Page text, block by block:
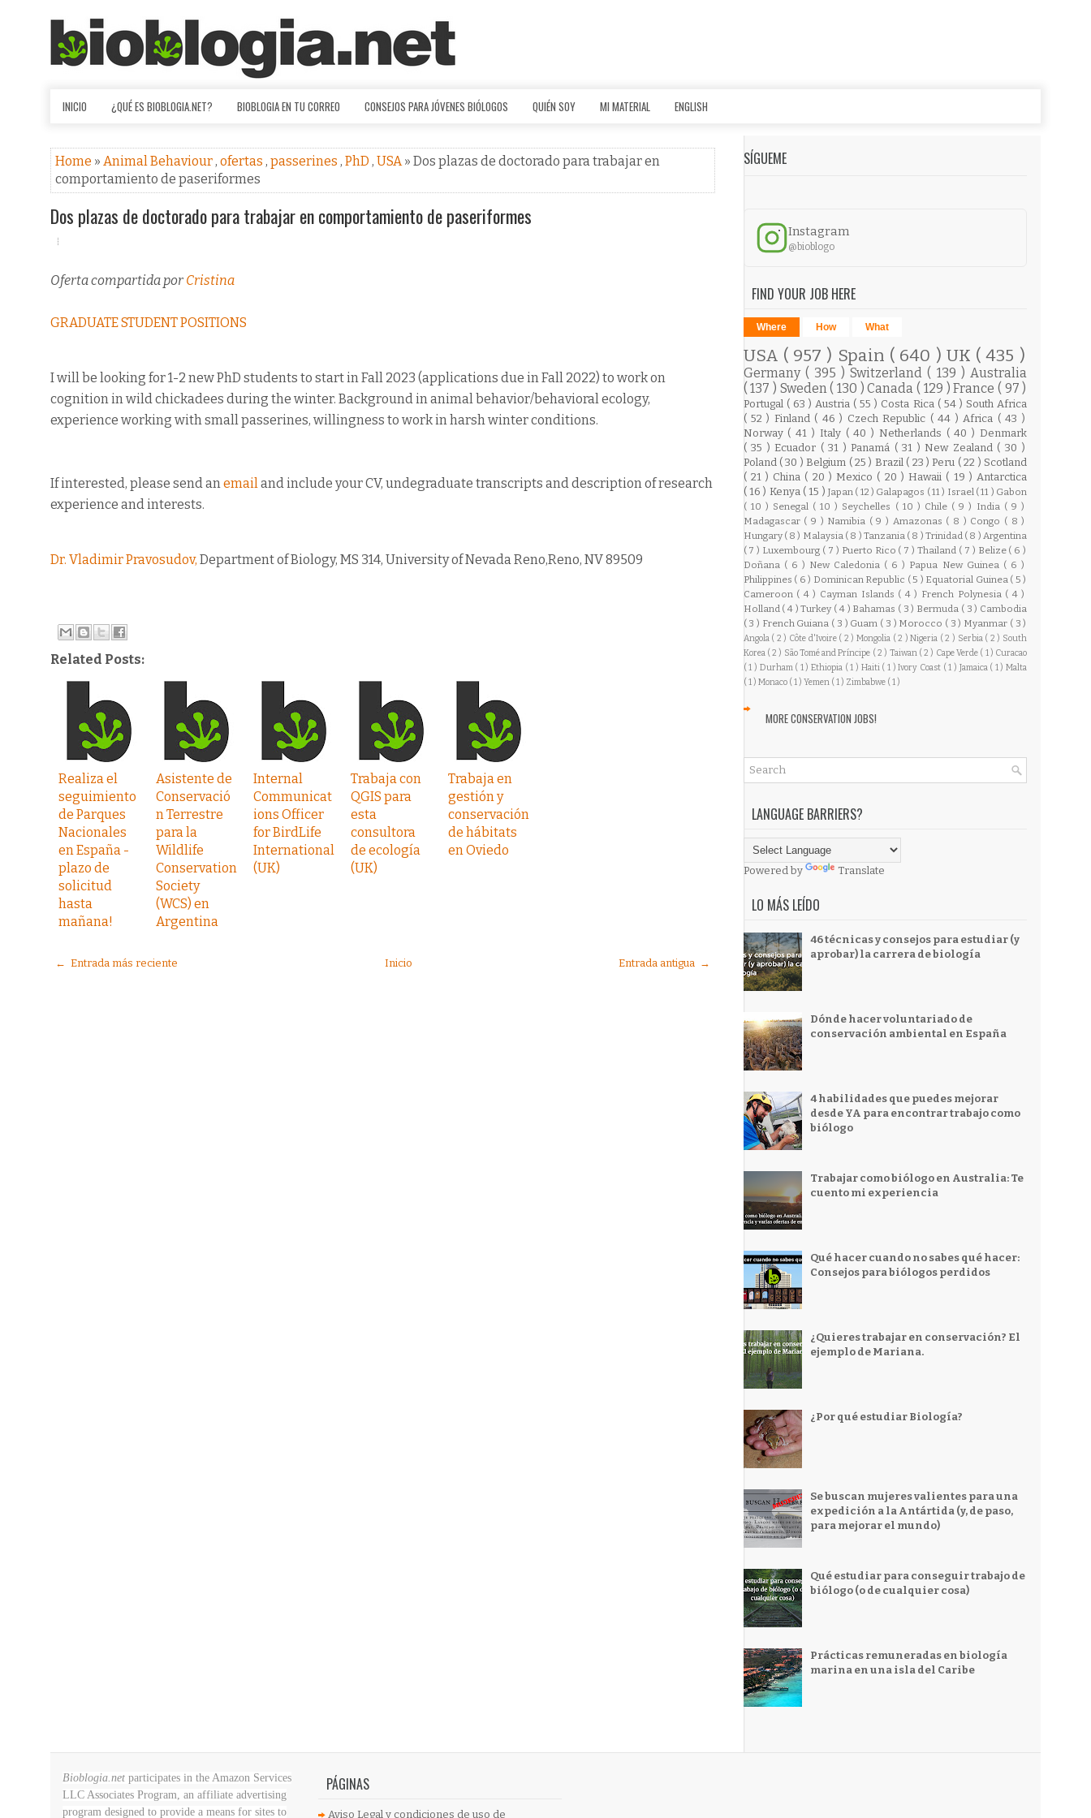
INICIO ¿QUÉ ES BIOBLOGIA.NET? BIOBLOGIA EN TU CORREO CONSEJOS PARA JÓVENES BIÓLOGOS QUIÉN SOY MI MATERIAL ENGLISH
Home » Animal Behaviour, ofertas , passerines , PhD , USA» Dos plazas de doctorado para trabajar en
comportamiento de paseriformes
Dos plazas de doctorado para trabajar en comportamiento de paseriformes
Oferta compartida por Cristina
GRADUATE STUDENT POSITIONS
I will be looking for 1-2 new PhD students to start in Fall 2023 (applications due in Fall 2022) to work on
cognition in wild chickadees during the winter. Background in animal behavior/behavioral ecology,
experience working with small passerines, willingness to work in harsh winter conditions.
If interested, please send anemailand include your CV, undegraduate transcripts and description of research
experience and interests.
Dr. Vladimir Pravosudov, Department of Biology, MS 314, University of Nevada Reno,Reno, NV 89509
Related Posts:
Realiza el
seguimiento
de Parques
Nacionales
en España -
plazo de
solicitud
hasta
mañana!
Asistente de
Conservació
n Terrestre
para la
Wildlife
Conservation
Society
(WCS) en
Argentina
Internal
Communicat
ions Officer
for BirdLife
International
(UK)
Trabaja con
QGIS para
esta
consultora
de ecología
(UK)
Trabaja en
gestión y
conservación
de hábitats
en Oviedo
← Entrada más reciente Entrada antigua →
Inicio
SÍGUEME
Instagram
@bioblogo
FIND YOUR JOB HERE
Where How What
USA ( 957 ) Spain ( 640 ) UK ( 435 )
Germany ( 395 )Switzerland( 139 )Australia
( 137 ) Sweden( 130 )Canada( 129 )France ( 97 )
Portugal ( 63 ) Austria ( 55 ) Costa Rica ( 54 ) South Africa
( 52 ) Finland ( 46 ) Czech Republic ( 44 )Africa ( 43 )
Norway ( 41 ) Italy ( 40 ) Netherlands ( 40 ) Denmark
( 35 ) Ecuador ( 31 ) Panamá ( 31 ) New Zealand ( 30 )
Poland ( 30 ) Belgium ( 25 ) Brazil ( 23 ) Peru ( 22 ) Scotland
( 21 ) China ( 20 ) Mexico ( 20 ) Hawaii ( 19 )Antarctica
( 16 ) Kenya ( 15 ) Japan ( 12 ) Galapagos ( 11 ) Israel ( 11 ) Gabon
( 10 ) Senegal ( 10 ) Seychelles ( 10 ) Chile ( 9 ) India ( 9 )
Madagascar ( 9 ) Namibia ( 9 ) Amazonas ( 8 ) Congo ( 8 )
Hungary ( 8 ) Malaysia ( 8 ) Tanzania ( 8 ) Trinidad ( 8 )Argentina
( 7 ) Luxembourg ( 7 ) Puerto Rico ( 7 )Thailand ( 7 ) Belize ( 6 )
Doñana ( 6 ) New Caledonia ( 6 ) Papua New Guinea ( 6 )
Philippines ( 6 ) Dominican Republic ( 5 ) Equatorial Guinea ( 5 )
Cameroon ( 4 ) Cayman Islands ( 4 ) French Polynesia ( 4 )
Holland ( 4 )Turkey ( 4 ) Bahamas ( 3 ) Bermuda ( 3 ) Cambodia
( 3 ) French Guiana ( 3 ) Guam ( 3 ) Morocco ( 3 ) Myanmar ( 3 )
Angola ( 2 ) Côte d'Ivoire ( 2 ) Mongolia ( 2 )Nigeria ( 2 ) Serbia ( 2 ) South
Korea ( 2 ) São Tomé and Príncipe ( 2 ) Taiwan ( 2 ) Cape Verde ( 1 ) Curacao
( 1 ) Durham ( 1 )Ethiopia ( 1 ) Haiti ( 1 )Ivory Coast ( 1 ) Jamaica ( 1 )Malta
( 1 ) Monaco ( 1 ) Yemen ( 1 ) Zimbabwe ( 1 )
MORE CONSERVATION JOBS!
LANGUAGE BARRIERS?
Powered by Translate
LO MÁS LEÍDO
46 técnicas y consejos para estudiar (y
aprobar) la carrera de biología
Dónde hacer voluntariado de
conservación ambiental en España
4 habilidades que puedes mejorar
desde YA para encontrar trabajo como
biólogo
Trabajar como biólogo en Australia: Te
cuento mi experiencia
Qué hacer cuando no sabes qué hacer:
Consejos para biólogos perdidos
¿Quieres trabajar en conservación? El
ejemplo de Mariana.
¿Por qué estudiar Biología?
Se buscan mujeres valientes para una
expedición a la Antártida (y, de paso,
para mejorar el mundo)
Qué estudiar para conseguir trabajo de
biólogo (o de cualquier cosa)
Prácticas remuneradas en biología
marina en una isla del Caribe
Bioblogia.net participates in the Amazon Services
LLC Associates Program, an affiliate advertising
program designed to provide a means for sites to
PÁGINAS
Aviso Legal y condiciones de uso de